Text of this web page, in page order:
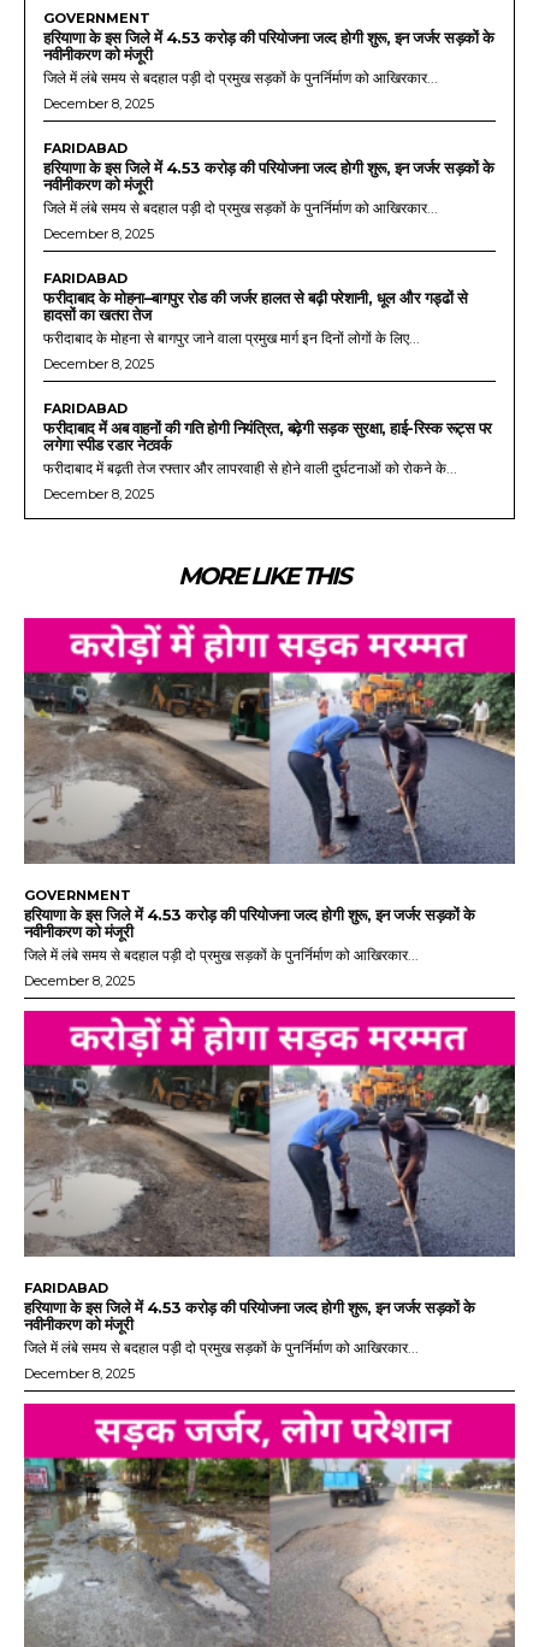
GOVERNMENT
हरियाणा के इस जिले में 4.53 करोड़ की परियोजना जल्द होगी शुरू, इन जर्जर सड़कों के
नवीनीकरण को मंजूरी
जिले में लंबे समय से बदहाल पड़ी दो प्रमुख सड़कों के पुनर्निर्माण को आखिरकार...
December 8, 2025
FARIDABAD
हरियाणा के इस जिले में 4.53 करोड़ की परियोजना जल्द होगी शुरू, इन जर्जर सड़कों के
नवीनीकरण को मंजूरी
जिले में लंबे समय से बदहाल पड़ी दो प्रमुख सड़कों के पुनर्निर्माण को आखिरकार...
December 8, 2025
FARIDABAD
फरीदाबाद के मोहना–बागपुर रोड की जर्जर हालत से बढ़ी परेशानी, धूल और गड्ढों से
हादसों का खतरा तेज
फरीदाबाद के मोहना से बागपुर जाने वाला प्रमुख मार्ग इन दिनों लोगों के लिए...
December 8, 2025
FARIDABAD
फरीदाबाद में अब वाहनों की गति होगी नियंत्रित, बढ़ेगी सड़क सुरक्षा, हाई-रिस्क रूट्स पर
लगेगा स्पीड रडार नेटवर्क
फरीदाबाद में बढ़ती तेज रफ्तार और लापरवाही से होने वाली दुर्घटनाओं को रोकने के...
December 8, 2025
MORE LIKE THIS
GOVERNMENT
हरियाणा के इस जिले में 4.53 करोड़ की परियोजना जल्द होगी शुरू, इन जर्जर सड़कों के
नवीनीकरण को मंजूरी
जिले में लंबे समय से बदहाल पड़ी दो प्रमुख सड़कों के पुनर्निर्माण को आखिरकार...
December 8, 2025
FARIDABAD
हरियाणा के इस जिले में 4.53 करोड़ की परियोजना जल्द होगी शुरू, इन जर्जर सड़कों के
नवीनीकरण को मंजूरी
जिले में लंबे समय से बदहाल पड़ी दो प्रमुख सड़कों के पुनर्निर्माण को आखिरकार...
December 8, 2025